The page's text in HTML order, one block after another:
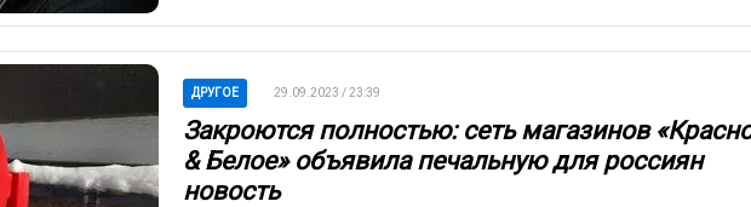
ДРУГОЕ 29.09.2023 / 23:39
Закроются полностью: сеть магазинов
& Белое» объявила печальную для россиян
новость